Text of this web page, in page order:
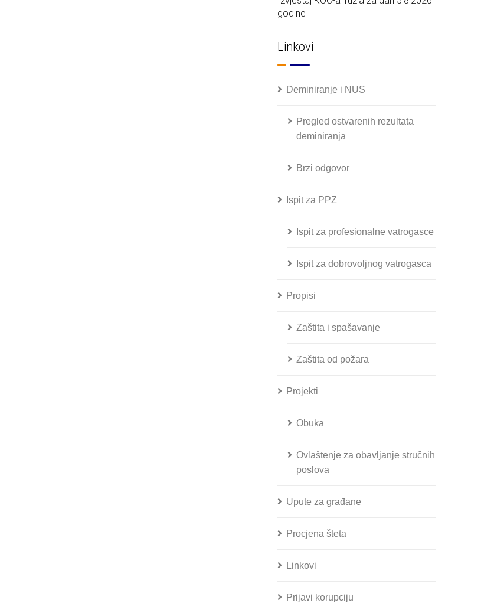
godine
Linkovi
Deminiranje i NUS
Pregled ostvarenih rezultata
deminiranja
Brzi odgovor
Ispit za PPZ
Ispit za profesionalne vatrogasce
Ispit za dobrovoljnog vatrogasca
Propisi
Zaštita i spašavanje
Zaštita od požara
Projekti
Obuka
Ovlaštenje za obavljanje stručnih
poslova
Upute za građane
Procjena šteta
Linkovi
Prijavi korupciju